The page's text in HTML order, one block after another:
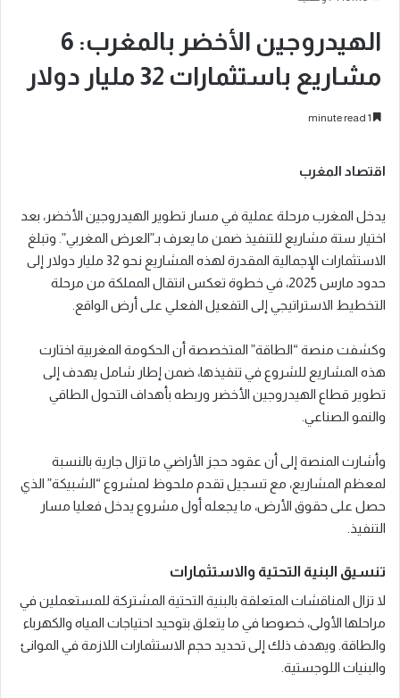
الهيدروجين الأخضر بالمغرب: 6
مشاريع باستثمارات 32 مليار دولار
اقتصاد المغرب
يدخل المغرب مرحلة عملية في مسار تطوير الهيدروجين الأخضر، بعد
اختيار ستة مشاريع للتنفيذ ضمن ما يعرف بـ”العرض المغربي”. وتبلغ
الاستثمارات الإجمالية المقدرة لهذه المشاريع نحو 32 مليار دولار إلى
حدود مارس 2025، في خطوة تعكس انتقال المملكة من مرحلة
التخطيط الاستراتيجي إلى التفعيل الفعلي على أرض الواقع.
وكشفت منصة “الطاقة” المتخصصة أن الحكومة المغربية اختارت
هذه المشاريع للشروع في تنفيذها، ضمن إطار شامل يهدف إلى
تطوير قطاع الهيدروجين الأخضر وربطه بأهداف التحول الطاقي
والنمو الصناعي.
وأشارت المنصة إلى أن عقود حجز الأراضي ما تزال جارية بالنسبة
لمعظم المشاريع، مع تسجيل تقدم ملحوظ لمشروع “الشبيكة” الذي
حصل على حقوق الأرض، ما يجعله أول مشروع يدخل فعليا مسار
التنفيذ.
تنسيق البنية التحتية والاستثمارات
لا تزال المناقشات المتعلقة بالبنية التحتية المشتركة للمستعملين في
مراحلها الأولى، خصوصا في ما يتعلق بتوحيد احتياجات المياه والكهرباء
والطاقة. ويهدف ذلك إلى تحديد حجم الاستثمارات اللازمة في الموانئ
والبنيات اللوجستية.